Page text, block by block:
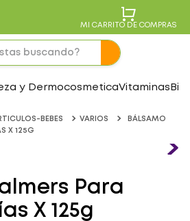
MI CARRITO DE COMPRAS
y DermocosmeticaVitaminas
BEBES VARIOS
BÁLSAMO
X 125G
Para
X 125g